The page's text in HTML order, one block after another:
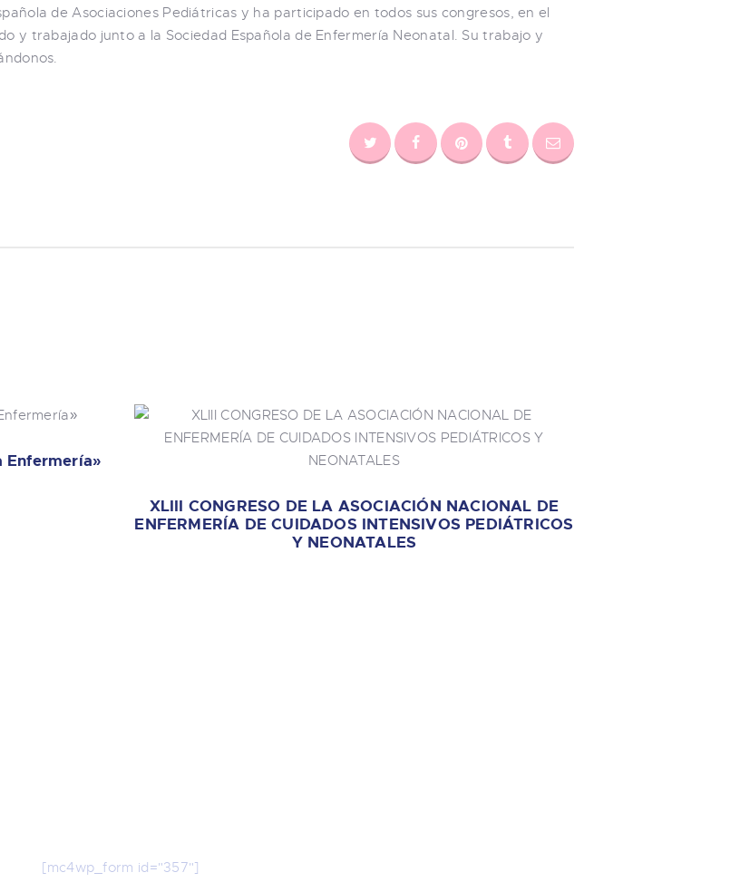
de Asociaciones Pediátricas y ha participado en todos sus congresos, en el
y trabajado junto a la Sociedad Española de Enfermería Neonatal. Su trabajo y
Enfermería»
XLIII CONGRESO DE LA ASOCIACIÓN NACIONAL DE
ENFERMERÍA DE CUIDADOS INTENSIVOS PEDIÁTRICOS
Y NEONATALES
[mc4wp_form id="357"]